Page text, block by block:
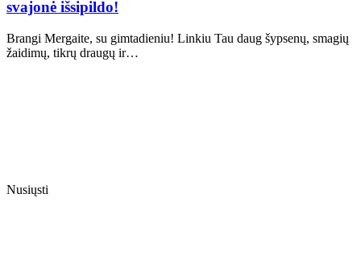
svajonė išsipildo!
Brangi Mergaite, su gimtadieniu! Linkiu Tau daug šypsenų, smagių
žaidimų, tikrų draugų ir…
Nusiųsti